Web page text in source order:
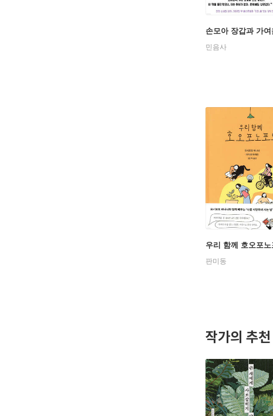
1988년 『
꼽히고 있
황홀한 시
것을 감싸
과 부모의
세상의 신
이외의 작
뱀』『암
매』등이 있
손모아 장갑과 가여
민음사
우리 함께 호오포노
판미동
작가의 추천